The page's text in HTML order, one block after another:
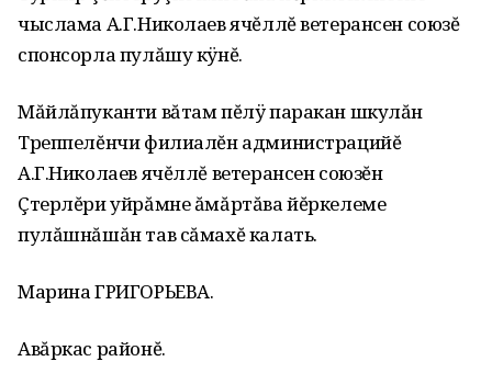
чыслама А.Г.Николаев ячĕллĕ ветерансен союзĕ
спонсорла пулăшу кÿнĕ.
Мăйлăпуканти вăтам пĕлÿ паракан шкулăн
Треппелĕнчи филиалĕн администрацийĕ
А.Г.Николаев ячĕллĕ ветерансен союзĕн
Çтерлĕри уйрăмне ăмăртăва йĕркелеме
пулăшнăшăн тав сăмахĕ калать.
Марина ГРИГОРЬЕВА.
Авăркас районĕ.